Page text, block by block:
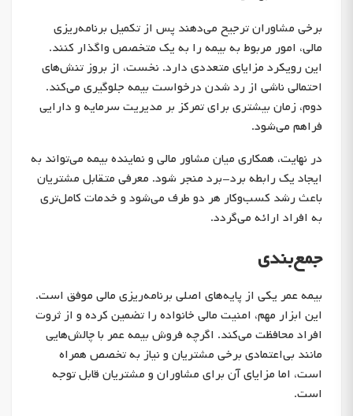
برخی مشاوران ترجیح می‌دهند پس از تکمیل برنامه‌ریزی
مالی، امور مربوط به بیمه را به یک متخصص واگذار کنند.
این رویکرد مزایای متعددی دارد. نخست، از بروز تنش‌های
احتمالی ناشی از رد شدن درخواست بیمه جلوگیری می‌کند.
دوم، زمان بیشتری برای تمرکز بر مدیریت سرمایه و دارایی
فراهم می‌شود.
در نهایت، همکاری میان مشاور مالی و نماینده بیمه می‌تواند به
ایجاد یک رابطه برد-برد منجر شود. معرفی متقابل مشتریان
باعث رشد کسب‌وکار هر دو طرف می‌شود و خدمات کامل‌تری
به افراد ارائه می‌گردد.
جمع‌بندی
بیمه عمر یکی از پایه‌های اصلی برنامه‌ریزی مالی موفق است.
این ابزار مهم، امنیت مالی خانواده را تضمین کرده و از ثروت
افراد محافظت می‌کند. اگرچه فروش بیمه عمر با چالش‌هایی
مانند بی‌اعتمادی برخی مشتریان و نیاز به تخصص همراه
است، اما مزایای آن برای مشاوران و مشتریان قابل توجه
است.